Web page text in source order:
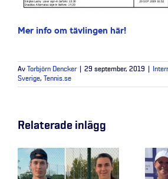
Mer info om tävlingen här!
Av Torbjörn Dencker 29 september, 2019
Sverige, Tennis.se
Relaterade inlägg